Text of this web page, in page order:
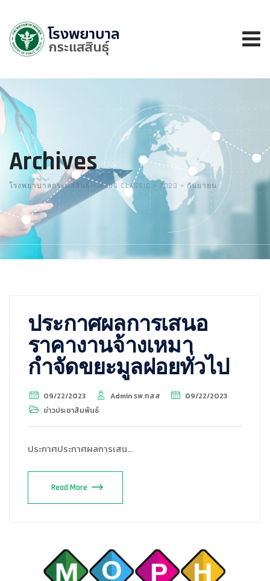
content
Archives
โรงพยาบาลกระแสสินธุ์ > BLOG CLASSIC > 2023 > กันยายน
ประกาศผลการเสนอ
ราคางานจ้างเหมา
กำจัดขยะมูลฝอยทั่วไป
09/22/2023 Admin รพ.กสส
09/22/2023
ข่าวประชาสัมพันธ์
ประกาศประกาศผลการเสน…
Read More